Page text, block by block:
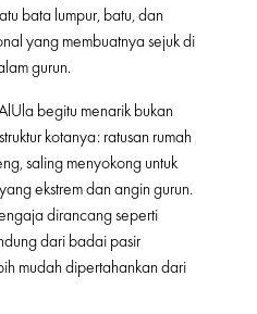
bata lumpur, batu, dan
yang membuatnya sejuk di
gurun.
begitu menarik bukan
kotanya: ratusan rumah
saling menyokong untuk
ekstrem dan angin gurun.
dirancang seperti
dari badai pasir
mudah dipertahankan dari